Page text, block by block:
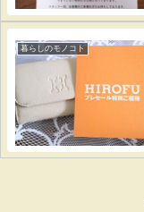
暮らしのモノコト